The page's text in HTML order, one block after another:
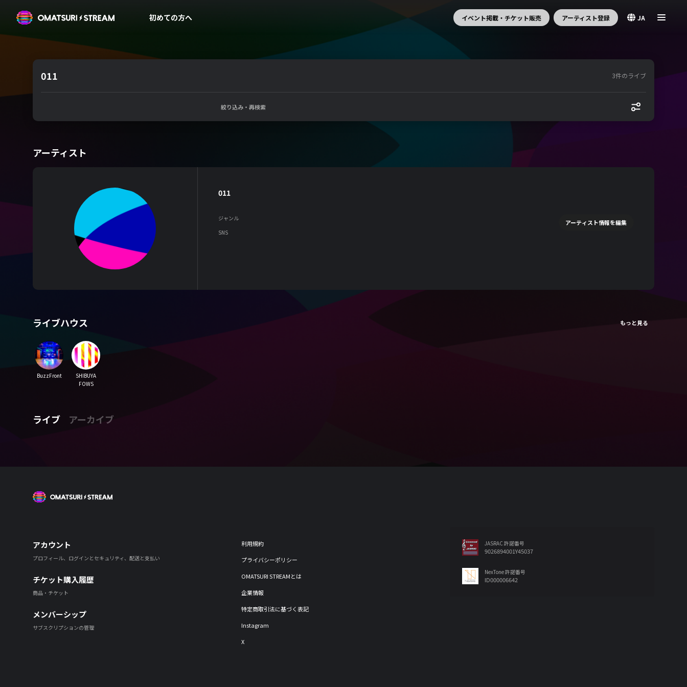
OMATSURI STREAM初めての方へ イベント掲載・チケット販売 アーティスト登録 JA
011 3件のライブ
絞り込み・再検索
アーティスト
011
ジャンル
SNS
アーティスト情報を編集
ライブハウス
BuzzFront
SHIBUYA
FOWS
ライブ アーカイブ
アカウント
プロフィール、ログインとセキュリティ、配送と支払い
チケット購入履歴
商品・チケット
メンバーシップ
サブスクリプションの管理
利用規約
プライバシーポリシー
OMATSURI STREAMとは
企業情報
特定商取引法に基づく表記
Instagram
X
JASRAC 許諾番号
9026894001Y45037
NexTone 許諾番号
ID000006642